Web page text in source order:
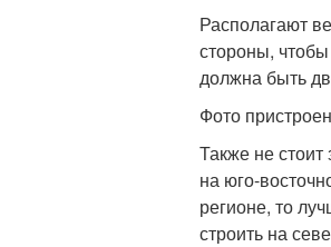
Располагают
стороны,
должна быть
Фото
Также не
на юго-
регионе, то
строить на